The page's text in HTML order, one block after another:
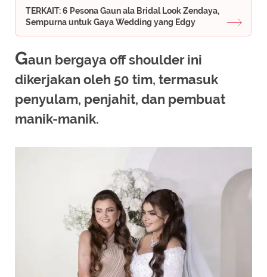
TERKAIT: 6 Pesona Gaun ala Bridal Look Zendaya,
Sempurna untuk Gaya Wedding yang Edgy
Gaun bergaya off shoulder ini
dikerjakan oleh 50 tim, termasuk
penyulam, penjahit, dan pembuat
manik-manik.